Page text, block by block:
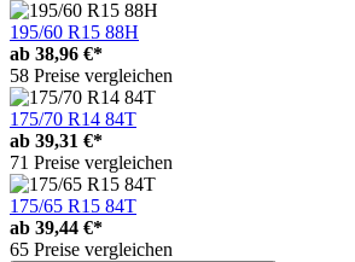
195/60 R15 88H
ab 38,96 €*
58 Preise vergleichen
175/70 R14 84T
ab 39,31 €*
71 Preise vergleichen
175/65 R15 84T
ab 39,44 €*
65 Preise vergleichen